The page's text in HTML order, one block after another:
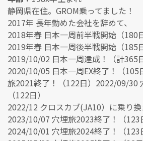
静岡県在住。GROM乗ってました！
2017年 長年勤めた会社を辞めて、
2018年春 日本一周前半戦開始（180日
2019年春 日本一周後半戦開始（185日
2019/10/02 日本一周達成！（計365日
2020/10/05 日本一周EX終了！（
旅2021終了！（122日）2022/09/30
（122日）
2022/12 クロスカブ(JA10）に乗り換
2023/10/07 穴埋旅2023終了！（123
2024/10/01 穴埋旅2024終了！（123